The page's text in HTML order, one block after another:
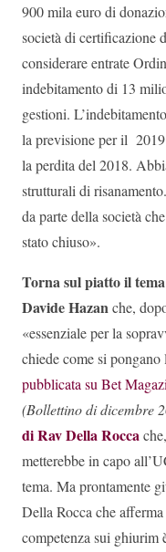
900 mila euro di
società di certificazione
considerare entrate
indebitamento di 13
gestioni.
la previsione per il
la perdita del 2018.
strutturali di
da parte della società
stato chiuso».
Torna sul piatto il
Davide Hazanche,
«essenziale per la
chiede come si
pubblicata su Bet
(Bollettino di dicembre
di Rav Della Rocca
metterebbe in capo
tema. Ma prontamente
Della Rocca che
competenza sui ghiurim